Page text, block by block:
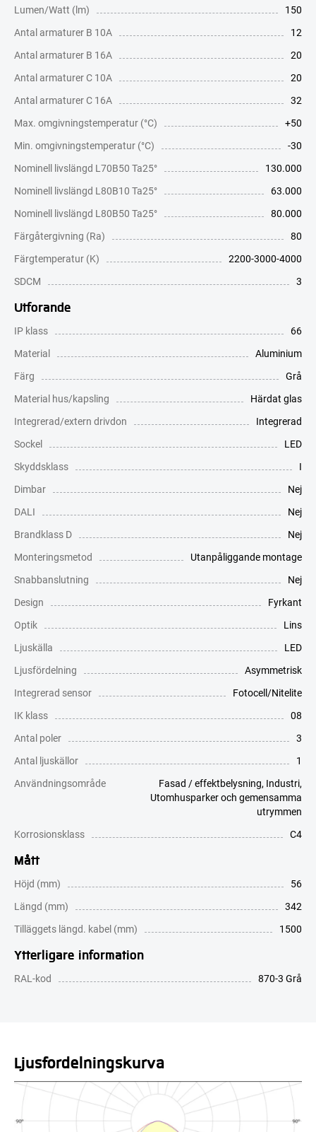
Lumen/Watt (lm)
150
Antal armaturer B 10A
12
Antal armaturer B 16A
20
Antal armaturer C 10A
20
Antal armaturer C 16A
32
Max. omgivningstemperatur (°C)
+50
Min. omgivningstemperatur (°C)
-30
Nominell livslängd L70B50 Ta25°
130.000
Nominell livslängd L80B10 Ta25°
63.000
Nominell livslängd L80B50 Ta25°
80.000
Färgåtergivning (Ra)
80
Färgtemperatur (K)
2200-3000-4000
SDCM
3
Utförande
IP klass
66
Material
Aluminium
Färg
Grå
Material hus/kapsling
Härdat glas
Integrerad/extern drivdon
Integrerad
Sockel
LED
Skyddsklass
I
Dimbar
Nej
DALI
Nej
Brandklass D
Nej
Monteringsmetod
Utanpåliggande montage
Snabbanslutning
Nej
Design
Fyrkant
Optik
Lins
Ljuskälla
LED
Ljusfördelning
Asymmetrisk
Integrerad sensor
Fotocell/Nitelite
IK klass
08
Antal poler
3
Antal ljuskällor
1
Användningsområde
Fasad / effektbelysning, Industri,
Utomhusparker och gemensamma
utrymmen
Korrosionsklass
C4
Mått
Höjd (mm)
56
Längd (mm)
342
Tilläggets längd. kabel (mm)
1500
Ytterligare information
RAL-kod 870-3 Grå
Ljusfördelningskurva